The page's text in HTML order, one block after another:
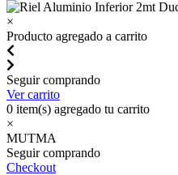
×
Producto agregado a carrito
Seguir comprando
Ver carrito
0 item(s) agregado tu carrito
×
MUTMA
Seguir comprando
Checkout